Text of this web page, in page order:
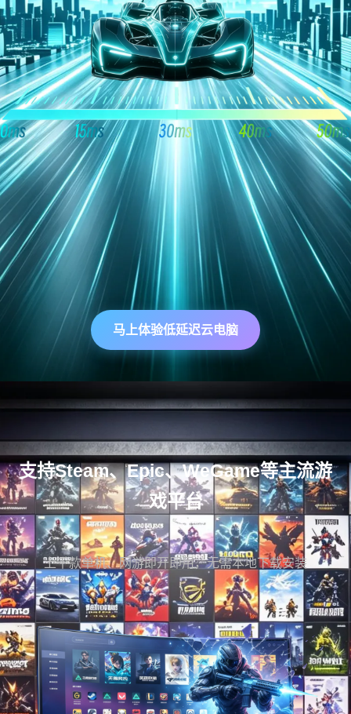
马上体验低延迟云电脑
支持Steam、Epic、WeGame等主流游
戏平台
上千款单机、网游即开即用，无需本地下载安装